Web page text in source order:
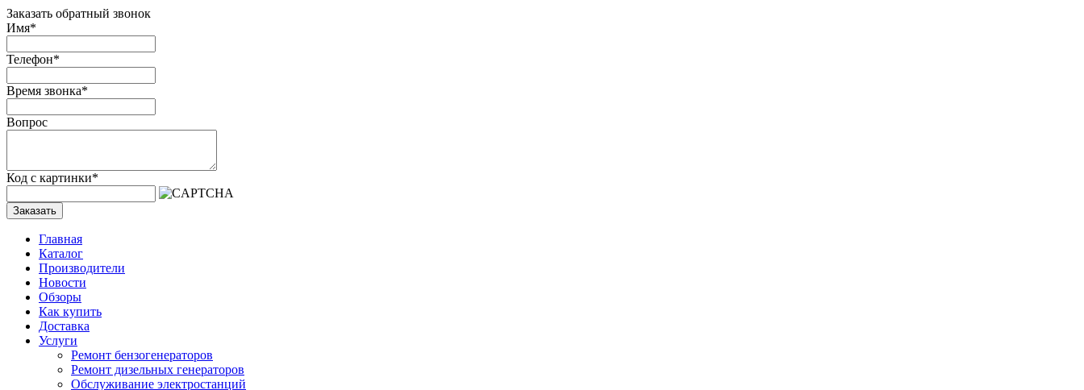
Заказать обратный звонок
Имя*
Телефон*
Время звонка*
Вопрос
Код с картинки*
Заказать
Главная
Каталог
Производители
Новости
Обзоры
Как купить
Доставка
Услуги
Ремонт бензогенераторов
Ремонт дизельных генераторов
Обслуживание электростанций